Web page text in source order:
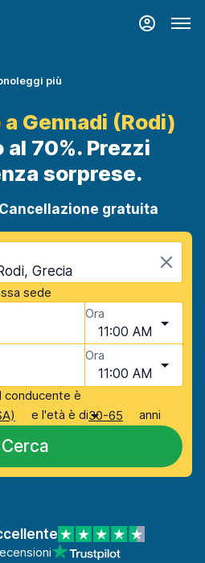
più
Gennadi (Rodi)
70%. Prezzi
sorprese.
Cancellazione gratuita
Grecia
sede
Ora
11:00 AM
Ora
11:00 AM
conducente è
e l'età è di30-65 anni
Cerca